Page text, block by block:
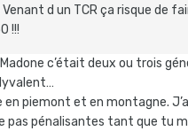
d un TCR ça risque de
!!!
c’était deux ou trois
en piemont et en montagne.
pas pénalisantes tant que tu